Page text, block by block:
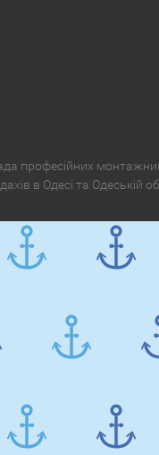
професійних
в Одесі та Одеській